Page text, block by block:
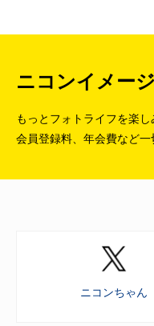
ニコンイメー
もっとフォトライフを楽し
会員登録料、年会費など一
ニコンちゃん